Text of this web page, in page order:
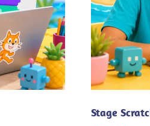
Stage